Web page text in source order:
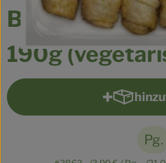
Getränke
Über uns
Börek-
190g
Pg.